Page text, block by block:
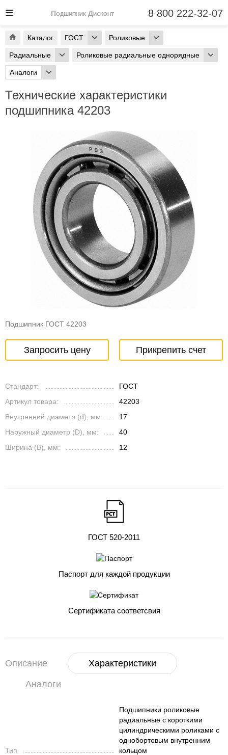
Каталог ГОСТ Роликовые
Радиальные Роликовые радиальные однорядные
Аналоги
Технические характеристики
подшипника 42203
Подшипник ГОСТ 42203
Запросить цену Прикрепить счет
Стандарт:
ГОСТ
Артикул товара:
42203
Внутренний диаметр (d), мм:
17
Наружный диаметр (D), мм:
40
Ширина (B), мм:
12
ГОСТ 520-2011
Паспорт для каждой продукции
Сертификата соответсвия
Описание Характеристики
Аналоги
Тип
Подшипники роликовые
радиальные с короткими
цилиндрическими роликами с
однобортовым внутренним
кольцом
Подшипник Дисконт 8 800 222-32-07